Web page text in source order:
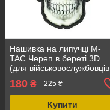
Нашивка на липучці M-
TAC Череп в береті 3D
(для військовослужбовців
Державної прикордонної
служби України), розмір
8.5 х 6.5 см
180 ₴ 225 ₴
Купити